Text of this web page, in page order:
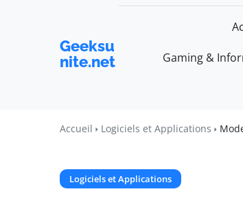
Geeksu
nite.net
Gaming &
Accueil Logiciels et Applications
Logiciels et Applications